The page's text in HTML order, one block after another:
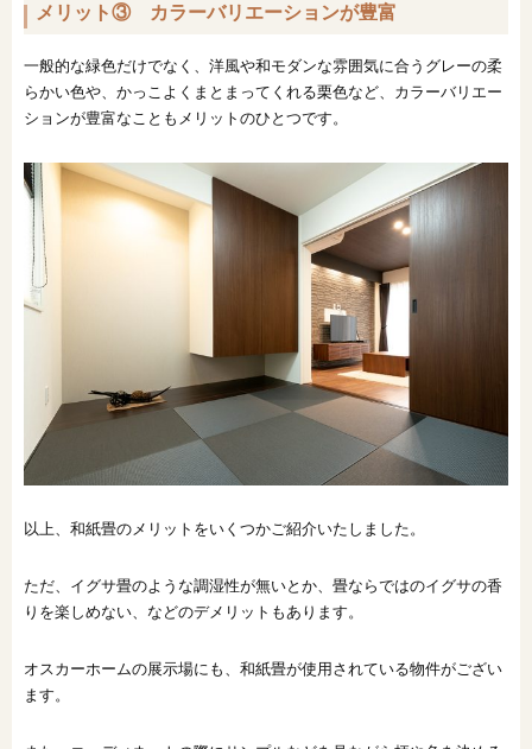
メリット③ カラーバリエーションが豊富
一般的な緑色だけでなく、洋風や和モダンな雰囲気に合うグレーの柔
らかい色や、かっこよくまとまってくれる栗色など、カラーバリエー
ションが豊富なこともメリットのひとつです。
以上、和紙畳のメリットをいくつかご紹介いたしました。
ただ、イグサ畳のような調湿性が無いとか、畳ならではのイグサの香
りを楽しめない、などのデメリットもあります。
オスカーホームの展示場にも、和紙畳が使用されている物件がござい
ます。